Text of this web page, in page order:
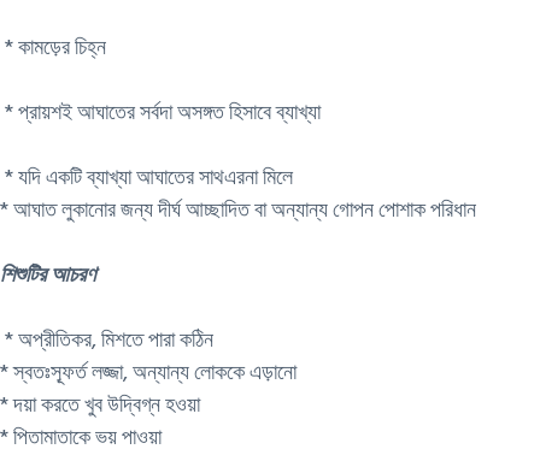
* কামড়ের চিহ্ন
* প্রায়শই আঘাতের সর্বদা অসঙ্গত হিসাবে ব্যাখ্যা
* যদি একটি ব্যাখ্যা আঘাতের সাথএরনা মিলে
* আঘাত লুকানোর জন্য দীর্ঘ আচ্ছাদিত বা অন্যান্য গোপন পোশাক পরিধান
শিশুটির আচরণ
* অপ্রীতিকর, মিশতে পারা কঠিন
* স্বতঃস্ফূর্ত লজ্জা, অন্যান্য লোককে এড়ানো
* দয়া করতে খুব উদ্বিগ্ন হওয়া
* পিতামাতাকে ভয় পাওয়া